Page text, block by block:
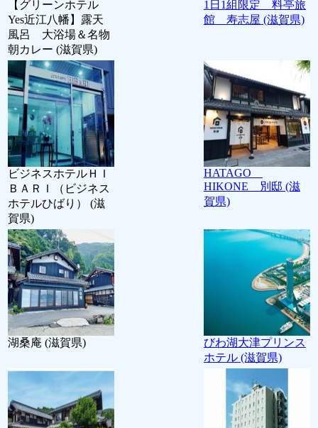
【グリーンホテル
Yes近江八幡】露天
風呂 大浴場＆名物
朝カレー (滋賀県)
1日1組限定 料亭旅
館 寿志屋 (滋賀県)
ビジネスホテルＨＩ
ＢＡＲＩ（ビジネス
ホテルひばり） (滋
賀県)
HATAGO
HIKONE 別邸 (滋
賀県)
湖桑庵 (滋賀県)
びわ湖大津プリンス
ホテル (滋賀県)